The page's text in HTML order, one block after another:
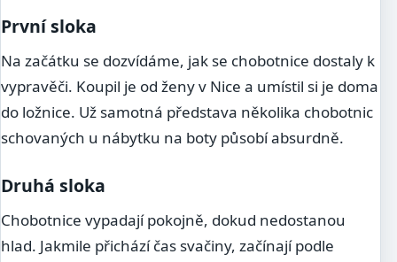
První sloka
Na začátku se dozvídáme, jak se chobotnice dostaly k
vypravěči. Koupil je od ženy v Nice a umístil si je doma
do ložnice. Už samotná představa několika chobotnic
schovaných u nábytku na boty působí absurdně.
Druhá sloka
Chobotnice vypadají pokojně, dokud nedostanou
hlad. Jakmile přichází čas svačiny, začínají podle